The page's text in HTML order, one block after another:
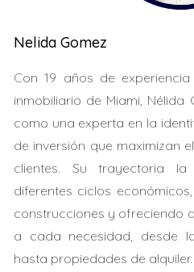
completó recientemente y ha
Las unidades se vendieron
comodidades modernas y
atraído a muchos
Si estás pensando en
Edgewater, contáctame
opciones.
Estudio de Caso 2: El
parque frente al mar
Nelida Gomez
Con 19 años de
inmobiliario de Miami,
como una experta en la
de inversión que maximizan
clientes. Su trayectoria
diferentes ciclos
construcciones y ofreciendo
a cada necesidad, desde
hasta propiedades de alquiler.